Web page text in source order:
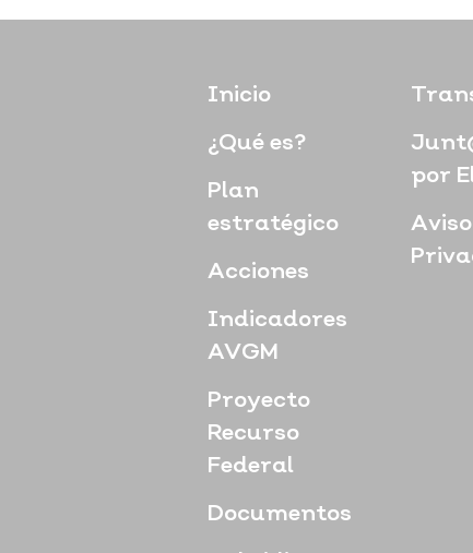
Inicio
¿Qué es?
Plan
estratégico
Acciones
Indicadores
AVGM
Proyecto
Recurso
Federal
Documentos
por